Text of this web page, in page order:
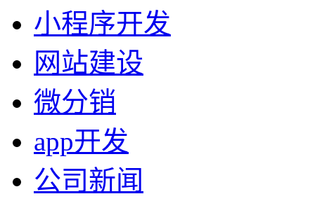
小程序开发
网站建设
微分销
app开发
公司新闻